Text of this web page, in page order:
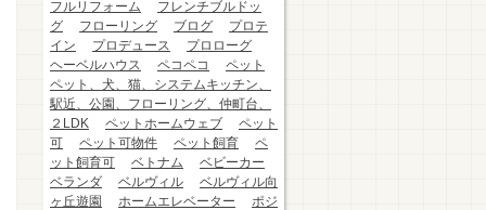
フルリフォーム
フレンチブルドッ
グ
フローリング ブログ
プロテ
イン
プロデュース
プロローグ
ヘーベルハウス
ペコペコ
ペット
ペット、犬、猫、システムキッチン、
駅近、公園、フローリング、仲町台、
２LDK
ペットホームウェブ
ペット
可
ペット可物件 ペット飼育
ペ
ット飼育可
ベトナム
ベビーカー
ベランダ
ベルヴィル
ベルヴィル向
ヶ丘遊園
ホームエレベーター
ポジ